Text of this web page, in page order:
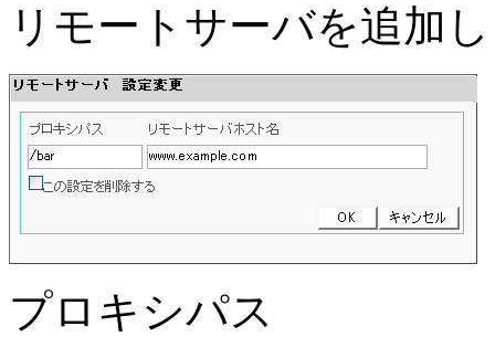
リモートサーバを追加
プロキシパス